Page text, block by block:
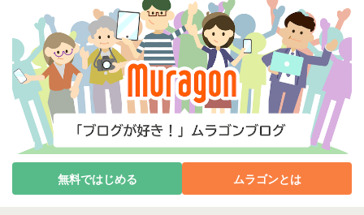
無料ではじめる ムラゴンとは